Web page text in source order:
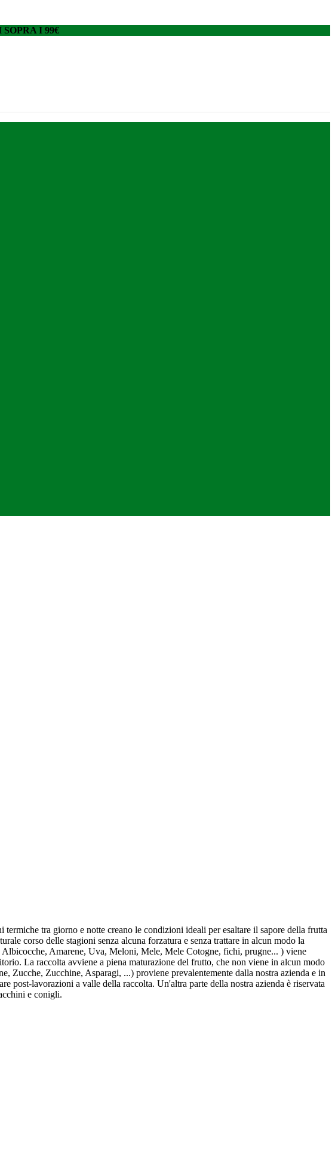
I 99€
tra giorno e notte creano le condizioni ideali per esaltare il sapore della frutta
corso delle stagioni senza alcuna forzatura e senza trattare in alcun modo la
Amarene, Uva, Meloni, Mele, Mele Cotogne, fichi, prugne... ) viene
La raccolta avviene a piena maturazione del frutto, che non viene in alcun modo
Zucche, Zucchine, Asparagi, ...) proviene prevalentemente dalla nostra azienda e in
post-lavorazioni a valle della raccolta. Un'altra parte della nostra azienda è riservata
e conigli.